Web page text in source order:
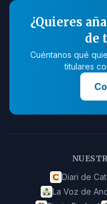
¿Quieres
de
Cuéntanos qué
titulares
Diari de
La Voz de